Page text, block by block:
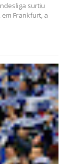
surtiu
Frankfurt, a